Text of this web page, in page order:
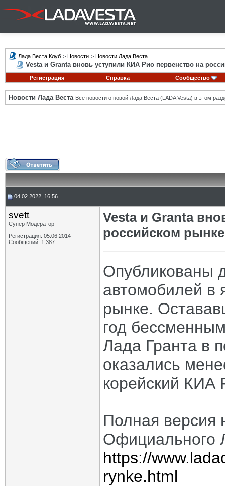
Лада Веста Клуб > Новости > Новости Лада Веста
Vesta и Granta вновь уступили КИА Рио первенство на
Регистрация Справка Сообщество
Новости Лада Веста Все новости о новой Лада Веста (LADA Vesta) в этом
04.02.2022, 16:56
svett
Супер Модератор
Регистрация: 05.06.2014
Сообщений: 1,387
Vesta и Granta
российском рынке
Опубликованы
автомобилей в
рынке.
год
Лада Гранта в
оказались
корейский КИА
Полная версия
Официального
https://
rynke.html